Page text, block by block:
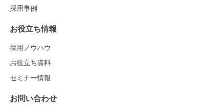
採用事例
お役立ち情報
採用ノウハウ
お役立ち資料
セミナー情報
お問い合わせ